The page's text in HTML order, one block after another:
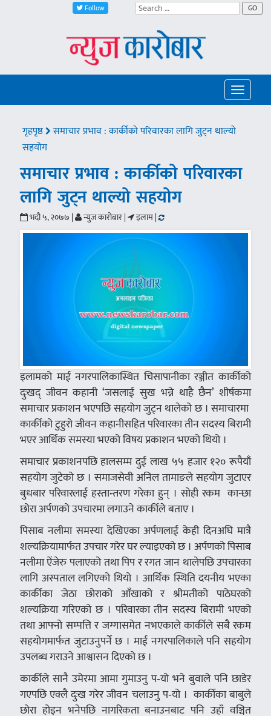
Follow GO
Toggle
गृहपृष्ठ
समाचार प्रभाव : कार्कीको परिवारका लागि जुट्न थाल्यो
सहयोग
समाचार प्रभाव : कार्कीको परिवारका
लागि जुट्न थाल्यो सहयोग
भदौ ५, २०७७ | न्युज कारोबार | इलाम |
इलामको माई नगरपालिकास्थित चिसापानीका रञ्जीत कार्कीको
दुःखद् जीवन कहानी ‘जसलाई सुख भन्ने थाहै छैन’ शीर्षकमा
समाचार प्रकाशन भएपछि सहयोग जुट्न थालेको छ । समाचारमा
कार्कीको टुहुरो जीवन कहानीसहित परिवारका तीन सदस्य बिरामी
भएर आर्थिक समस्या भएको विषय प्रकाशन भएको थियो ।
समाचार प्रकाशनपछि हालसम्म दुई लाख ५५ हजार १२० रूपैयाँ
सहयोग जुटेको छ । समाजसेवी अनिल तामाङले सहयोग जुटाएर
बुधबार परिवारलाई हस्तान्तरण गरेका हुन् । सोही रकम कान्छा
छोरा अर्पणको उपचारमा लगाउने कार्कीले बताए ।
पिसाब नलीमा समस्या देखिएका अर्पणलाई केही दिनअघि मात्रै
शल्यक्रियामार्फत उपचार गरेर घर ल्याइएको छ । अर्पणको पिसाब
नलीमा ऐंजेरु पलाएको तथा पिप र रगत जान थालेपछि उपचारका
लागि अस्पताल लगिएको थियो । आर्थिक स्थिति दयनीय भएका
कार्कीका जेठा छोराको आँखाको र श्रीमतीको पाठेघरको
शल्यक्रिया गरिएको छ । परिवारका तीन सदस्य बिरामी भएको
तथा आफ्नो सम्पत्ति र जग्गासमेत नभएकाले कार्कीले सबै रकम
सहयोगमार्फत जुटाउनुपर्ने छ । माई नगरपालिकाले पनि सहयोग
उपलब्ध गराउने आश्वासन दिएको छ ।
कार्कीले सानै उमेरमा आमा गुमाउनु प‑यो भने बुवाले पनि छाडेर
गएपछि एक्लै दुःख गरेर जीवन चलाउनु प‑यो । कार्कीका बाबुले
छोरा होइन भनेपछि नागरिकता बनाउनबाट पनि उहाँ वञ्चित